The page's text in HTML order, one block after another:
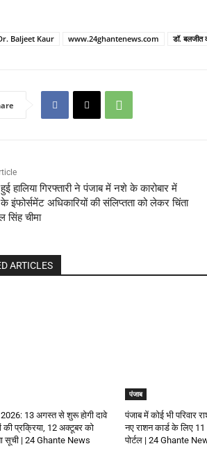
Baljeet Kaur www.24ghantenews.com डॉ. बलजीत
हालिया गिरफ्तारी ने पंजाब में नशे के कारोबार में
इंफोर्समेंट अधिकारियों की संलिप्तता को लेकर चिंता
सिंह चीमा
ARTICLES
13 अगस्त से शुरू होगी दावे
की प्रक्रिया, 12 अक्टूबर को
सूची | 24 Ghante News
पंजाब
पंजाब में कोई भी परिवार
नए राशन कार्ड के लिए
पोर्टल | 24 Ghante